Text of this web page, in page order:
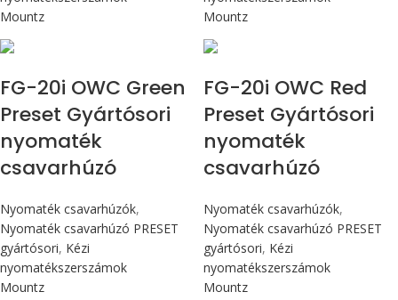
Mountz
Mountz
FG-20i OWC Green
Preset Gyártósori
nyomaték
csavarhúzó
Nyomaték csavarhúzók,
Nyomaték csavarhúzó PRESET
gyártósori, Kézi
nyomatékszerszámok
Mountz
FG-20i OWC Red
Preset Gyártósori
nyomaték
csavarhúzó
Nyomaték csavarhúzók,
Nyomaték csavarhúzó PRESET
gyártósori, Kézi
nyomatékszerszámok
Mountz